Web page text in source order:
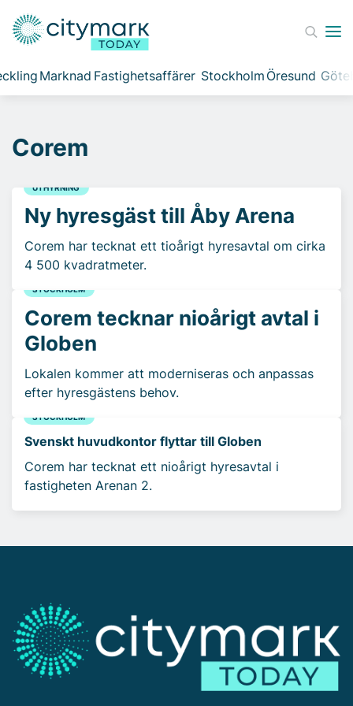
Marknad Fastighetsaffärer Stockholm Öresund
Corem
UTHYRNING
Ny hyresgäst till Åby Arena
Corem har tecknat ett tioårigt hyresavtal om cirka
4 500 kvadratmeter.
STOCKHOLM
Corem tecknar nioårigt avtal i
Globen
Lokalen kommer att moderniseras och anpassas
efter hyresgästens behov.
STOCKHOLM
Svenskt huvudkontor flyttar till Globen
Corem har tecknat ett nioårigt hyresavtal i
fastigheten Arenan 2.